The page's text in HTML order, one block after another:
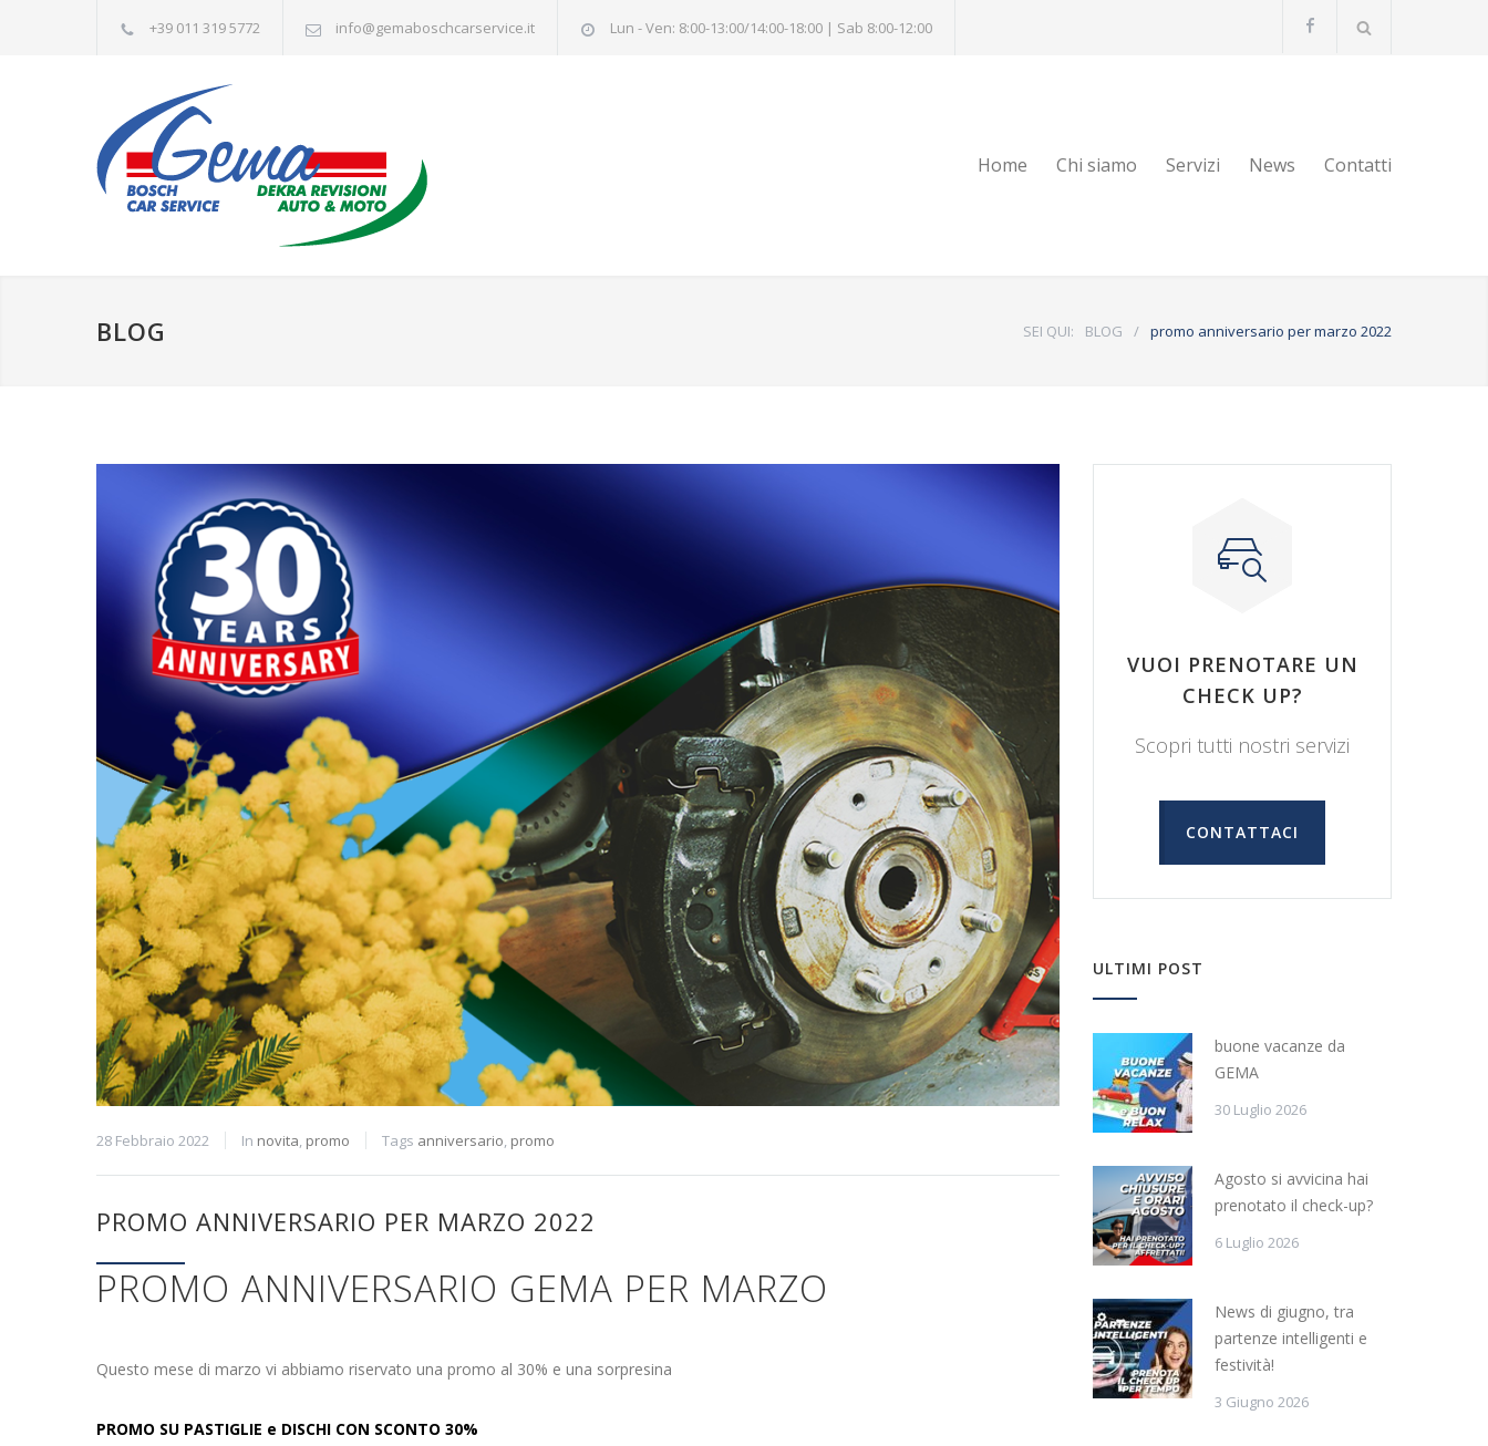
+39 011 319 5772 info@gemaboschcarservice.it Lun - Ven: 8:00-13:00/14:00-18:00 | Sab 8:00-12:00
Home Chi siamo Servizi News Contatti
BLOG SEI QUI: BLOG / promo anniversario per marzo 2022
28 Febbraio 2022 In novita, promo Tags anniversario, promo
PROMO ANNIVERSARIO PER MARZO 2022
PROMO ANNIVERSARIO GEMA PER MARZO
Questo mese di marzo vi abbiamo riservato una promo al 30% e una sorpresina
PROMO SU PASTIGLIE e DISCHI CON SCONTO 30%
VUOI PRENOTARE UN
CHECK UP?
Scopri tutti nostri servizi
CONTATTACI
ULTIMI POST
buone vacanze da
GEMA
30 Luglio 2026
Agosto si avvicina hai
prenotato il check-up?
6 Luglio 2026
News di giugno, tra
partenze intelligenti e
festività!
3 Giugno 2026